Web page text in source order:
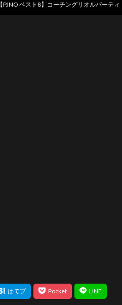
【PJNO ベスト8】コーチングリオルパーティ